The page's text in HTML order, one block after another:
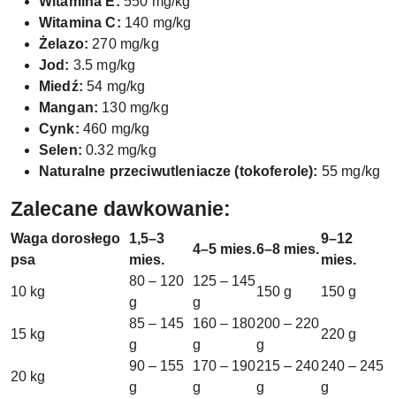
Witamina C: 140 mg/kg
Żelazo: 270 mg/kg
Jod: 3.5 mg/kg
Miedź: 54 mg/kg
Mangan: 130 mg/kg
Cynk: 460 mg/kg
Selen: 0.32 mg/kg
Naturalne przeciwutleniacze (tokoferole): 55 mg/kg
Zalecane dawkowanie:
Waga dorosłego
psa
1,5–3
mies.
4–5 mies.6–8 mies.
9–12
mies.
10 kg
80 – 120
g
125 – 145
g
150 g 150 g
15 kg
85 – 145
g
160 – 180
g
200 – 220
g
220 g
20 kg
90 – 155
g
170 – 190
g
215 – 240
g
240 – 245
g